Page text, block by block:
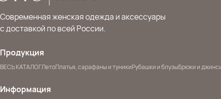
Современная женская одежда и аксессуары
с доставкой по всей России.
Продукция
ВЕСЬ КАТАЛОГЛетоПлатья, сарафаны и туникиРубашки и блузыБрюки и
Информация